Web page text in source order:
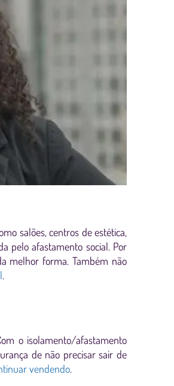
salões, centros de estética,
pelo afastamento social. Por
melhor forma. Também não
.
o isolamento/afastamento
de não precisar sair de
vendendo.